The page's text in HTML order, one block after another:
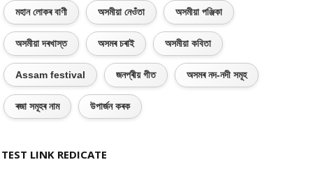
মহান লোকৰ বাণী অসমীয়া নেওঁতা অসমীয়া পঞ্জিকা
অসমীয়া দৰখাস্ত অসমৰ চৰাই অসমীয়া কবিতা
Assam festival জনপ্ৰীয় গীত অসমৰ নদ-নদী সমূহ
ৰজা সমূহৰ নাম উপাৰ্জন কৰক
TEST LINK REDICATE